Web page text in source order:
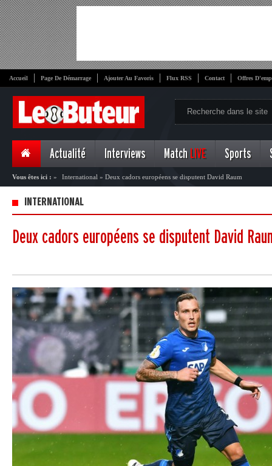
Accueil Page De Démarrage Ajouter Au Favoris Flux RSS Contact Offres
Actualité Interviews Match LIVE Sports
Vous êtes ici : » International » Deux cadors européens se disputent David Raum
INTERNATIONAL
Deux cadors européens se disputent David